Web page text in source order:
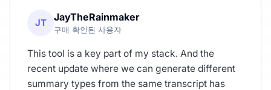
JT JayTheRainmaker
구매 확인된 사용자
This tool is a key part of my stack. And the
recent update where we can generate different
summary types from the same transcript has